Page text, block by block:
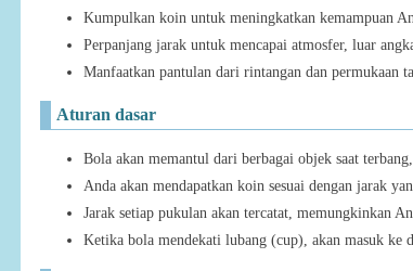
Kumpulkan koin untuk meningkatkan kemampuan
Perpanjang jarak untuk mencapai atmosfer, luar
Manfaatkan pantulan dari rintangan dan permukaan
Aturan dasar
Bola akan memantul dari berbagai objek saat
Anda akan mendapatkan koin sesuai dengan jarak
Jarak setiap pukulan akan tercatat, memungkinkan
Ketika bola mendekati lubang (cup), akan masuk ke